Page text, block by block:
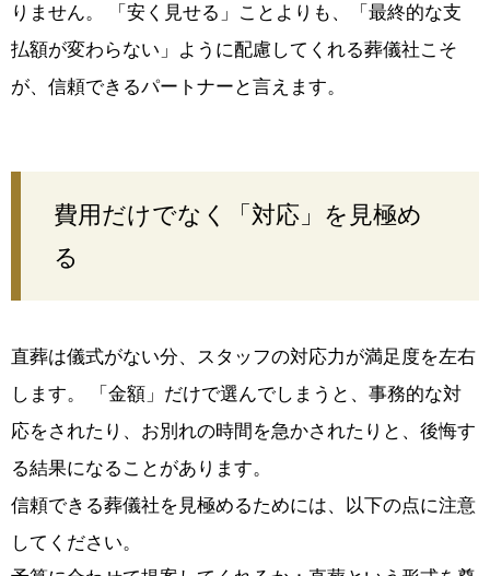
りません。 「安く見せる」ことよりも、「最終的な支
払額が変わらない」ように配慮してくれる葬儀社こそ
が、信頼できるパートナーと言えます。
費用だけでなく「対応」を見極め
る
直葬は儀式がない分、スタッフの対応力が満足度を左右
します。 「金額」だけで選んでしまうと、事務的な対
応をされたり、お別れの時間を急かされたりと、後悔す
る結果になることがあります。
信頼できる葬儀社を見極めるためには、以下の点に注意
してください。